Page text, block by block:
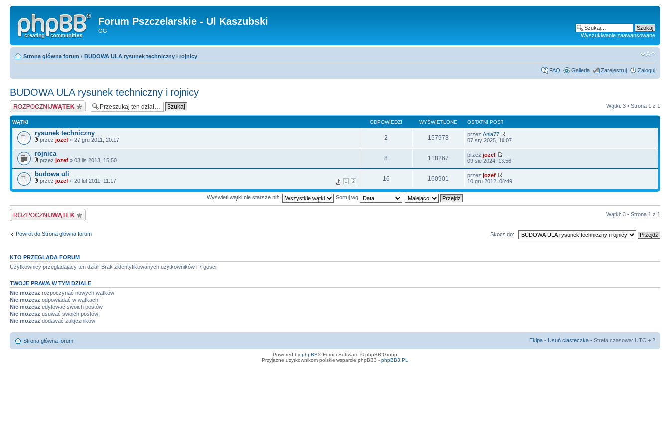
Forum Pszczelarskie - Ul Kaszubski
GG
Wyszukiwanie zaawansowane
Strona główna forum ‹ BUDOWA ULA rysunek techniczny i rojnicy
FAQ Galleria Zarejestruj Zaloguj
BUDOWA ULA rysunek techniczny i rojnicy
Napisz wątek Wątki: 3 • Strona 1 z 1
WĄTKI ODPOWIEDZI WYŚWIETLONE OSTATNI POST
rysunek techniczny
przez jozef » 27 gru 2011, 20:17 2 157973 przezAnia77
07 sty 2025, 10:07
rojnica
przez jozef » 03 lis 2013, 15:50 8 118267 przezjozef
09 sie 2024, 13:56
budowa uli
1 2
przez jozef » 20 lut 2011, 11:17 16 160901 przezjozef
10 gru 2012, 08:49
Wyświetl wątki nie starsze niż: Sortuj wg
Napisz wątek Wątki: 3 • Strona 1 z 1
Powrót do Strona główna forum Skocz do:
KTO PRZEGLĄDA FORUM
Użytkownicy przeglądający ten dział: Brak zidentyfikowanych użytkowników i 7 gości
TWOJE PRAWA W TYM DZIALE
Nie możesz rozpoczynać nowych wątków
Nie możesz odpowiadać w wątkach
Nie możesz edytować swoich postów
Nie możesz usuwać swoich postów
Nie możesz dodawać załączników
Strona główna forum Ekipa • Usuń ciasteczka • Strefa czasowa: UTC + 2
Powered by phpBB® Forum Software © phpBB Group
Przyjazne użytkownikom polskie wsparcie phpBB3 - phpBB3.PL